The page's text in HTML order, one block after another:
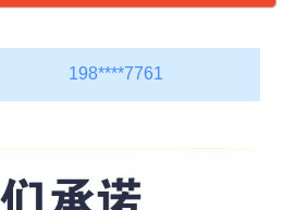
198****7761
189****0243